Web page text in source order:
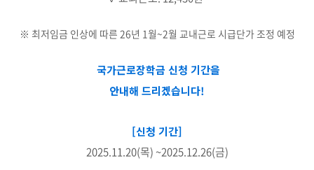
※ 최저임금 인상에 따른 26년 1월~2월 교내근로 시급단가 조정 예정
국가근로장학금 신청 기간을
안내해 드리겠습니다!
[신청 기간]
2025.11.20(목) ~2025.12.26(금)